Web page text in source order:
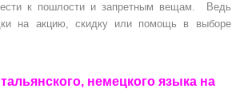
к пошлости и запретным вещам. Ведь
на акцию, скидку или помощь в выборе
немецкого языка на